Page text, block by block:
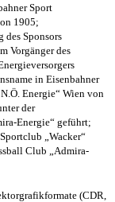
Sport
1905;
des Sponsors
Vorgänger des
in Eisenbahner
Energie“ Wien von
der
Energie“ geführt;
„Wacker“
Club „Admira-
(CDR,